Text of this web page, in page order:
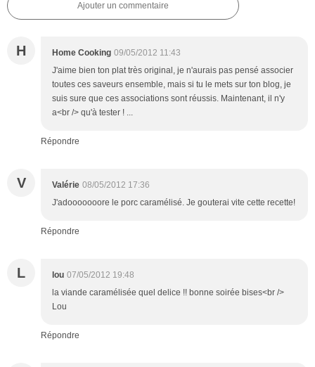
Ajouter un commentaire
H Home Cooking 09/05/2012 11:43
J'aime bien ton plat très original, je n'aurais pas pensé associer
toutes ces saveurs ensemble, mais si tu le mets sur ton blog, je
suis sure que ces associations sont réussis. Maintenant, il n'y
a<br /> qu'à tester ! ...
Répondre
V Valérie 08/05/2012 17:36
J'adooooooore le porc caramélisé. Je gouterai vite cette recette!
Répondre
L lou 07/05/2012 19:48
la viande caramélisée quel delice !! bonne soirée bises<br />
Lou
Répondre